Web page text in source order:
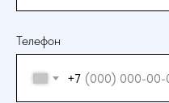
Телефон
+7